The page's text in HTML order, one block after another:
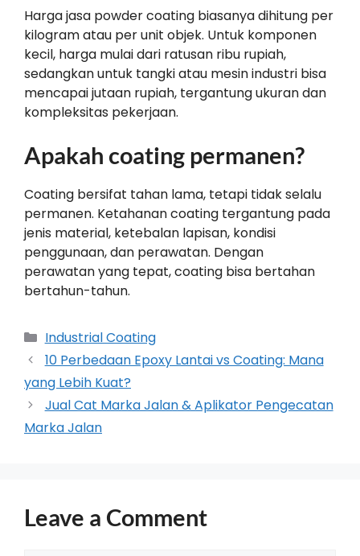
Harga jasa powder coating biasanya dihitung per
kilogram atau per unit objek. Untuk komponen
kecil, harga mulai dari ratusan ribu rupiah,
sedangkan untuk tangki atau mesin industri bisa
mencapai jutaan rupiah, tergantung ukuran dan
kompleksitas pekerjaan.
Apakah coating permanen?
Coating bersifat tahan lama, tetapi tidak selalu
permanen. Ketahanan coating tergantung pada
jenis material, ketebalan lapisan, kondisi
penggunaan, dan perawatan. Dengan
perawatan yang tepat, coating bisa bertahan
bertahun-tahun.
Industrial Coating
10 Perbedaan Epoxy Lantai vs Coating: Mana
yang Lebih Kuat?
Jual Cat Marka Jalan & Aplikator Pengecatan
Marka Jalan
Leave a Comment